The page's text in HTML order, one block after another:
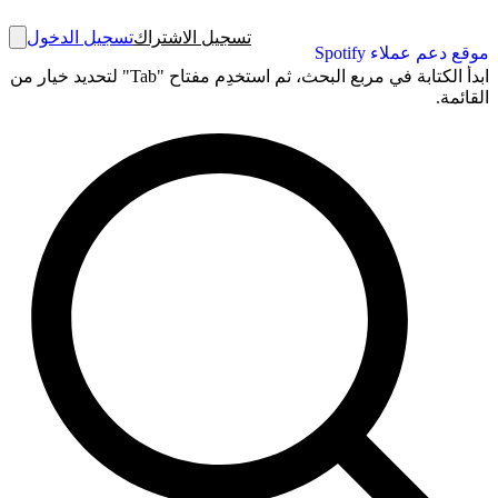
موقع دعم عملاء Spotify
تسجيل الاشتراكتسجيل الدخول
ابدأ الكتابة في مربع البحث، ثم استخدِم مفتاح "Tab" لتحديد خيار من
القائمة.